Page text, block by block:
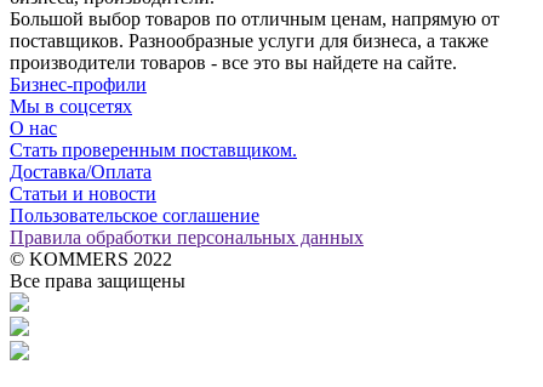
Большой выбор товаров по отличным ценам, напрямую от
поставщиков. Разнообразные услуги для бизнеса, а также
производители товаров - все это вы найдете на сайте.
Бизнес-профили
Мы в соцсетях
О нас
Стать проверенным поставщиком.
Доставка/Оплата
Статьи и новости
Пользовательское соглашение
Правила обработки персональных данных
© KOMMERS 2022
Все права защищены